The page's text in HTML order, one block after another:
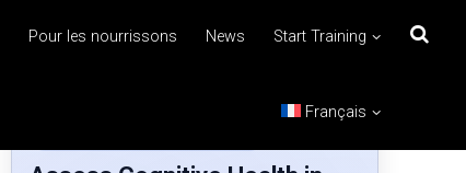
Pour les nourrissons News Start Training
Français